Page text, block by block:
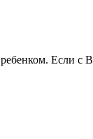
Если